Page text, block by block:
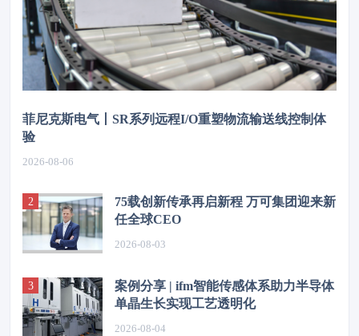
菲尼克斯电气丨SR系列远程I/O重塑物流输送线控制体
验
2026-08-06
75载创新传承再启新程 万可集团迎来新
任全球CEO
2026-08-03
案例分享 | ifm智能传感体系助力半导体
单晶生长实现工艺透明化
2026-08-04